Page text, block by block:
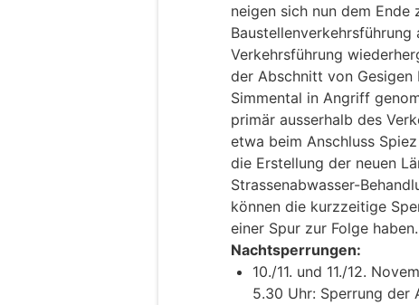
neigen sich nun dem
Verkehrsführung
der Abschnitt von
Simmental in Angriff
primär ausserhalb des
etwa beim Anschluss
die Erstellung der neuen
Strassenabwasser-
können die kurzzeitige
einer Spur zur Folge haben.
Nachtsperrungen:
10./11. und 11./12.
5.30 Uhr: Sperrung der